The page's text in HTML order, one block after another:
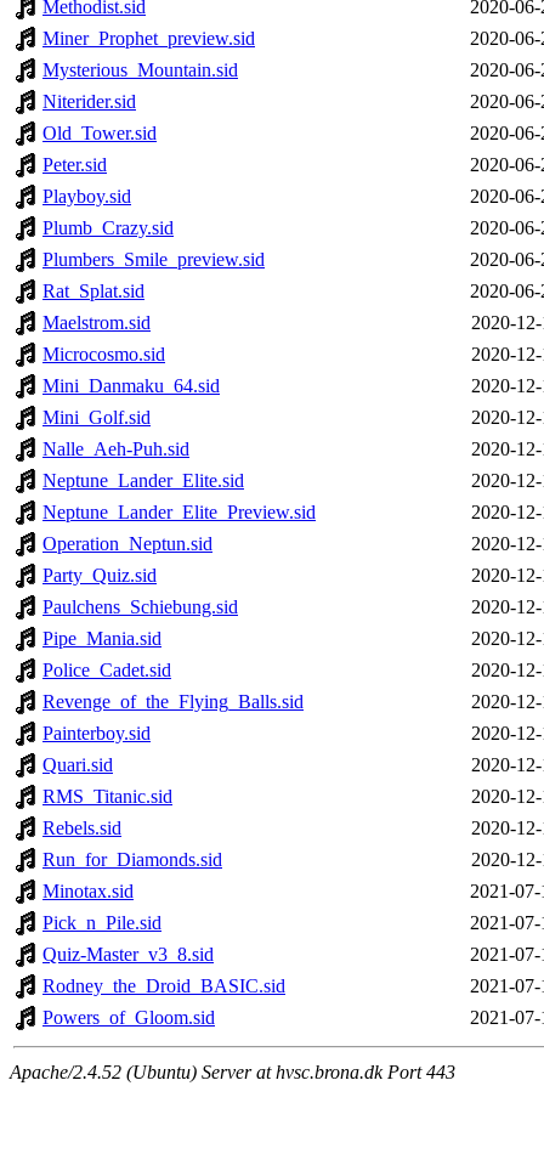
Methodist.sid
2020-
Miner_Prophet_preview.sid
2020-
Mysterious_Mountain.sid
2020-
Niterider.sid
2020-
Old_Tower.sid
2020-
Peter.sid
2020-
Playboy.sid
2020-
Plumb_Crazy.sid
2020-
Plumbers_Smile_preview.sid
2020-
Rat_Splat.sid
2020-
Maelstrom.sid
2020-
Microcosmo.sid
2020-
Mini_Danmaku_64.sid
2020-
Mini_Golf.sid
2020-
Nalle_Aeh-Puh.sid
2020-
Neptune_Lander_Elite.sid
2020-
Neptune_Lander_Elite_Preview.sid
2020-
Operation_Neptun.sid
2020-
Party_Quiz.sid
2020-
Paulchens_Schiebung.sid
2020-
Pipe_Mania.sid
2020-
Police_Cadet.sid
2020-
Revenge_of_the_Flying_Balls.sid
2020-
Painterboy.sid
2020-
Quari.sid
2020-
RMS_Titanic.sid
2020-
Rebels.sid
2020-
Run_for_Diamonds.sid
2020-
Minotax.sid
2021-
Pick_n_Pile.sid
2021-
Quiz-Master_v3_8.sid
2021-
Rodney_the_Droid_BASIC.sid
2021-
Powers_of_Gloom.sid
2021-
Apache/2.4.52 (Ubuntu) Server at hvsc.brona.dk Port 443